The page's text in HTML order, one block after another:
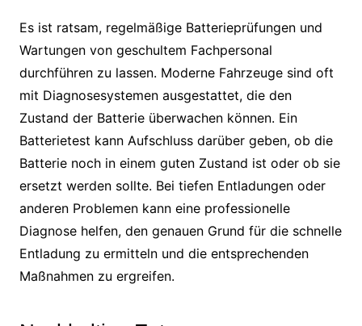
Es ist ratsam, regelmäßige Batterieprüfungen und
Wartungen von geschultem Fachpersonal
durchführen zu lassen. Moderne Fahrzeuge sind oft
mit Diagnosesystemen ausgestattet, die den
Zustand der Batterie überwachen können. Ein
Batterietest kann Aufschluss darüber geben, ob die
Batterie noch in einem guten Zustand ist oder ob sie
ersetzt werden sollte. Bei tiefen Entladungen oder
anderen Problemen kann eine professionelle
Diagnose helfen, den genauen Grund für die schnelle
Entladung zu ermitteln und die entsprechenden
Maßnahmen zu ergreifen.